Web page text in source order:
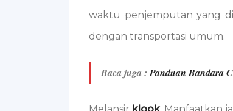
waktu penjemputan yang
dengan transportasi umum.
Baca juga :Panduan Bandara